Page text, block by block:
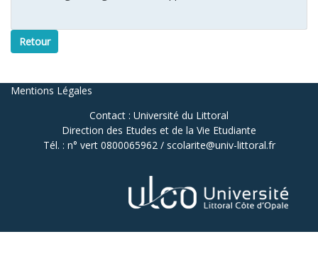
Retour
Mentions Légales
Contact : Université du Littoral
Direction des Etudes et de la Vie Etudiante
Tél. : n° vert 0800065962 / scolarite@univ-littoral.fr